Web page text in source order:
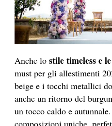
Anche lo stile timeless e
must per gli allestimenti
beige e i tocchi metallici
anche un ritorno del
un tocco caldo e